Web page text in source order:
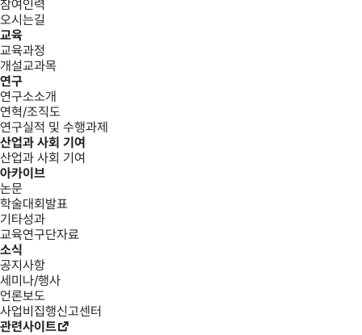
참여인력
오시는길
교육
교육과정
개설교과목
연구
연구소소개
연혁/조직도
연구실적 및 수행과제
산업과 사회 기여
산업과 사회 기여
아카이브
논문
학술대회발표
기타성과
교육연구단자료
소식
공지사항
세미나/행사
언론보도
사업비집행신고센터
관련사이트